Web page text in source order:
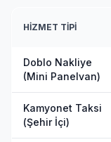
HIZMET TIPI
Doblo Nakliye
(Mini Panelvan)
Kamyonet Taksi
(Şehir İçi)